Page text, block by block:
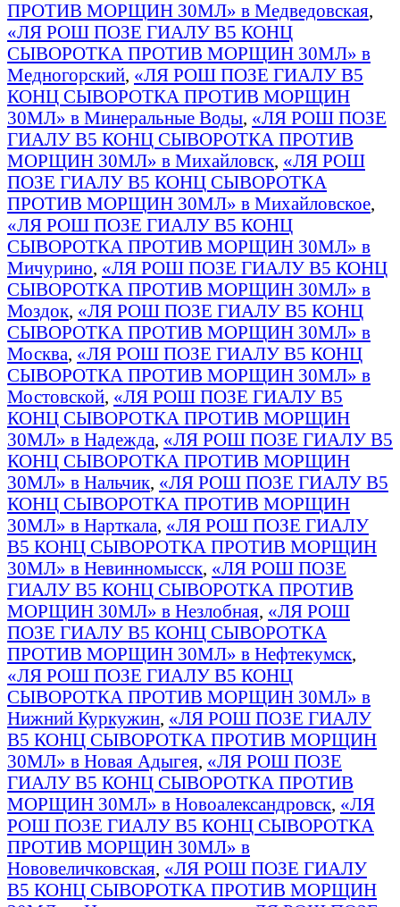
ПРОТИВ МОРЩИН 30МЛ» в Медведовская,
«ЛЯ РОШ ПОЗЕ ГИАЛУ B5 КОНЦ
СЫВОРОТКА ПРОТИВ МОРЩИН 30МЛ» в
Медногорский, «ЛЯ РОШ ПОЗЕ ГИАЛУ B5
КОНЦ СЫВОРОТКА ПРОТИВ МОРЩИН
30МЛ» в Минеральные Воды, «ЛЯ РОШ ПОЗЕ
ГИАЛУ B5 КОНЦ СЫВОРОТКА ПРОТИВ
МОРЩИН 30МЛ» в Михайловск, «ЛЯ РОШ
ПОЗЕ ГИАЛУ B5 КОНЦ СЫВОРОТКА
ПРОТИВ МОРЩИН 30МЛ» в Михайловское,
«ЛЯ РОШ ПОЗЕ ГИАЛУ B5 КОНЦ
СЫВОРОТКА ПРОТИВ МОРЩИН 30МЛ» в
Мичурино, «ЛЯ РОШ ПОЗЕ ГИАЛУ B5 КОНЦ
СЫВОРОТКА ПРОТИВ МОРЩИН 30МЛ» в
Моздок, «ЛЯ РОШ ПОЗЕ ГИАЛУ B5 КОНЦ
СЫВОРОТКА ПРОТИВ МОРЩИН 30МЛ» в
Москва, «ЛЯ РОШ ПОЗЕ ГИАЛУ B5 КОНЦ
СЫВОРОТКА ПРОТИВ МОРЩИН 30МЛ» в
Мостовской, «ЛЯ РОШ ПОЗЕ ГИАЛУ B5
КОНЦ СЫВОРОТКА ПРОТИВ МОРЩИН
30МЛ» в Надежда, «ЛЯ РОШ ПОЗЕ ГИАЛУ B5
КОНЦ СЫВОРОТКА ПРОТИВ МОРЩИН
30МЛ» в Нальчик, «ЛЯ РОШ ПОЗЕ ГИАЛУ B5
КОНЦ СЫВОРОТКА ПРОТИВ МОРЩИН
30МЛ» в Нарткала, «ЛЯ РОШ ПОЗЕ ГИАЛУ
B5 КОНЦ СЫВОРОТКА ПРОТИВ МОРЩИН
30МЛ» в Невинномысск, «ЛЯ РОШ ПОЗЕ
ГИАЛУ B5 КОНЦ СЫВОРОТКА ПРОТИВ
МОРЩИН 30МЛ» в Незлобная, «ЛЯ РОШ
ПОЗЕ ГИАЛУ B5 КОНЦ СЫВОРОТКА
ПРОТИВ МОРЩИН 30МЛ» в Нефтекумск,
«ЛЯ РОШ ПОЗЕ ГИАЛУ B5 КОНЦ
СЫВОРОТКА ПРОТИВ МОРЩИН 30МЛ» в
Нижний Куркужин, «ЛЯ РОШ ПОЗЕ ГИАЛУ
B5 КОНЦ СЫВОРОТКА ПРОТИВ МОРЩИН
30МЛ» в Новая Адыгея, «ЛЯ РОШ ПОЗЕ
ГИАЛУ B5 КОНЦ СЫВОРОТКА ПРОТИВ
МОРЩИН 30МЛ» в Новоалександровск, «ЛЯ
РОШ ПОЗЕ ГИАЛУ B5 КОНЦ СЫВОРОТКА
ПРОТИВ МОРЩИН 30МЛ» в
Нововеличковская, «ЛЯ РОШ ПОЗЕ ГИАЛУ
B5 КОНЦ СЫВОРОТКА ПРОТИВ МОРЩИН